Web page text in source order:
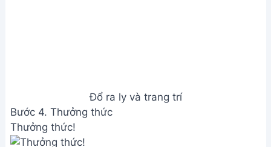
Đổ ra ly và trang trí
Bước 4. Thưởng thức
Thưởng thức!